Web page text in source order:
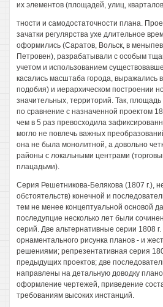
их элементов (площадей, улиц,
тности и самодостаточности плана.
зачатки регулярства ухе длительное
оформились (Саратов, Вольск, в
Петровен), разрабатывали с особым
учетом и использованием
касались масштаба города, выражались
подобия) и иерархическом построении
значительных, территорий. Так,
по сравнение с назначенной проектом
чем в 5 раз превосходила
могло не повлечь важных
она не была монолитной, а довольно
районы с локальными центрами
плацадьми).
Серия Решетникова-Белякова (1807 г.),
обстоятельств) конечной и
тем не менее концептуальной основой
последупцие несколько лет были
серий. Две альтернативные серии 1808
орнаментального рисунка планов - и
решениями; репрезентативная серия
предыдущих проектов; две
направлены на детальную доводку
оформление чертежей, приведение
требованиям высоких инстанций.